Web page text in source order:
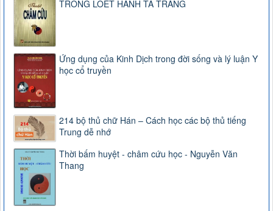
TRONG LOÉT HÀNH TÁ TRÀNG
Ứng dụng của Kinh Dịch trong đời sống và lý luận Y
học cổ truyền
214 bộ thủ chữ Hán – Cách học các bộ thủ tiếng
Trung dễ nhớ
Thời bấm huyệt - châm cứu học - Nguyễn Văn
Thang